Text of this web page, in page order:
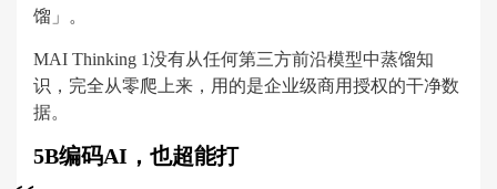
馏」。
MAI Thinking 1没有从任何第三方前沿模型中蒸馏知
识，完全从零爬上来，用的是企业级商用授权的干净数
据。
5B编码AI，也超能打